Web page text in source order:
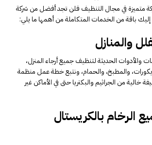
متميزة في مجال التنظيف فلن تجد أفضل من شركة
إليك باقة من الخدمات المتكاملة من أهمها ما يلي:
والأدوات الحديثة لتنظيف جميع أرجاء المنزل،
والمطبخ، والحمام، ونتبع خطة عمل منظمة
من الجراثيم والبكتريا حتى في الأماكن غير
الرخام بالكريستال